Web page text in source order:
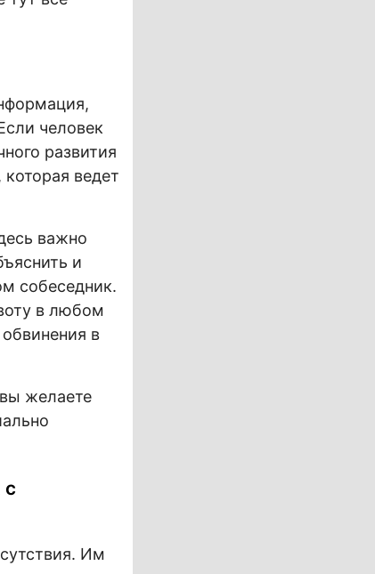
человек
развития
ведет
важно
и
собеседник.
в любом
в
желаете
с
Им